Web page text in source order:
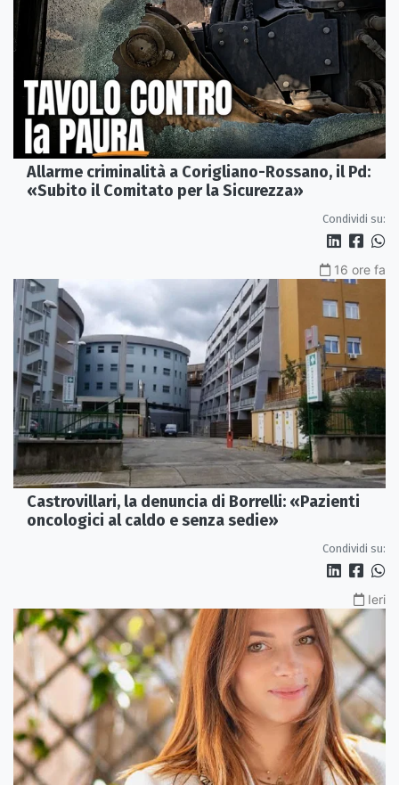
Allarme criminalità a Corigliano-Rossano, il Pd:
«Subito il Comitato per la Sicurezza»
Condividi su:
16 ore fa
Castrovillari, la denuncia di Borrelli: «Pazienti
oncologici al caldo e senza sedie»
Condividi su:
Ieri